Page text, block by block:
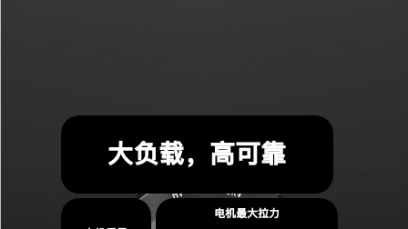
大负载，高可靠
电机最大拉力